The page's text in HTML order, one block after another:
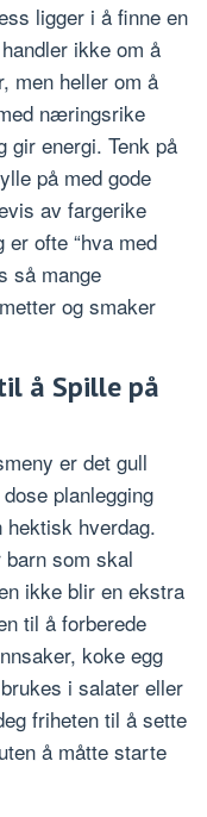
ligger i å finne en
ikke om å
men heller om å
næringsrike
gir energi. Tenk på
på med gode
av fargerike
ofte “hva med
så mange
og smaker
å Spille på
er det gull
planlegging
hverdag.
som skal
ikke blir en ekstra
til å forberede
koke egg
i salater eller
friheten til å sette
å måtte starte